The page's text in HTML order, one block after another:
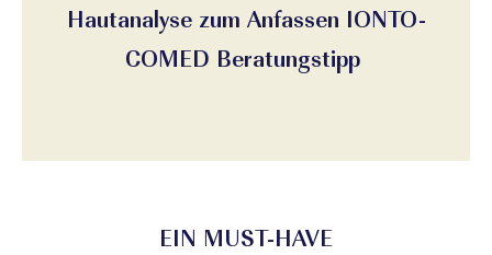
Hautanalyse zum Anfassen IONTO-
COMED Beratungstipp
EIN MUST-HAVE